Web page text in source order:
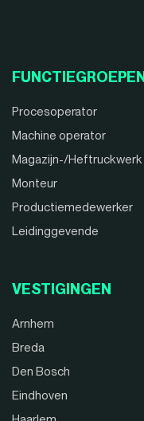
FUNCTIEGROEPEN
Procesoperator
Machine operator
Magazijn-/Heftruckwerk
Monteur
Productiemedewerker
Leidinggevende
VESTIGINGEN
Arnhem
Breda
Den Bosch
Eindhoven